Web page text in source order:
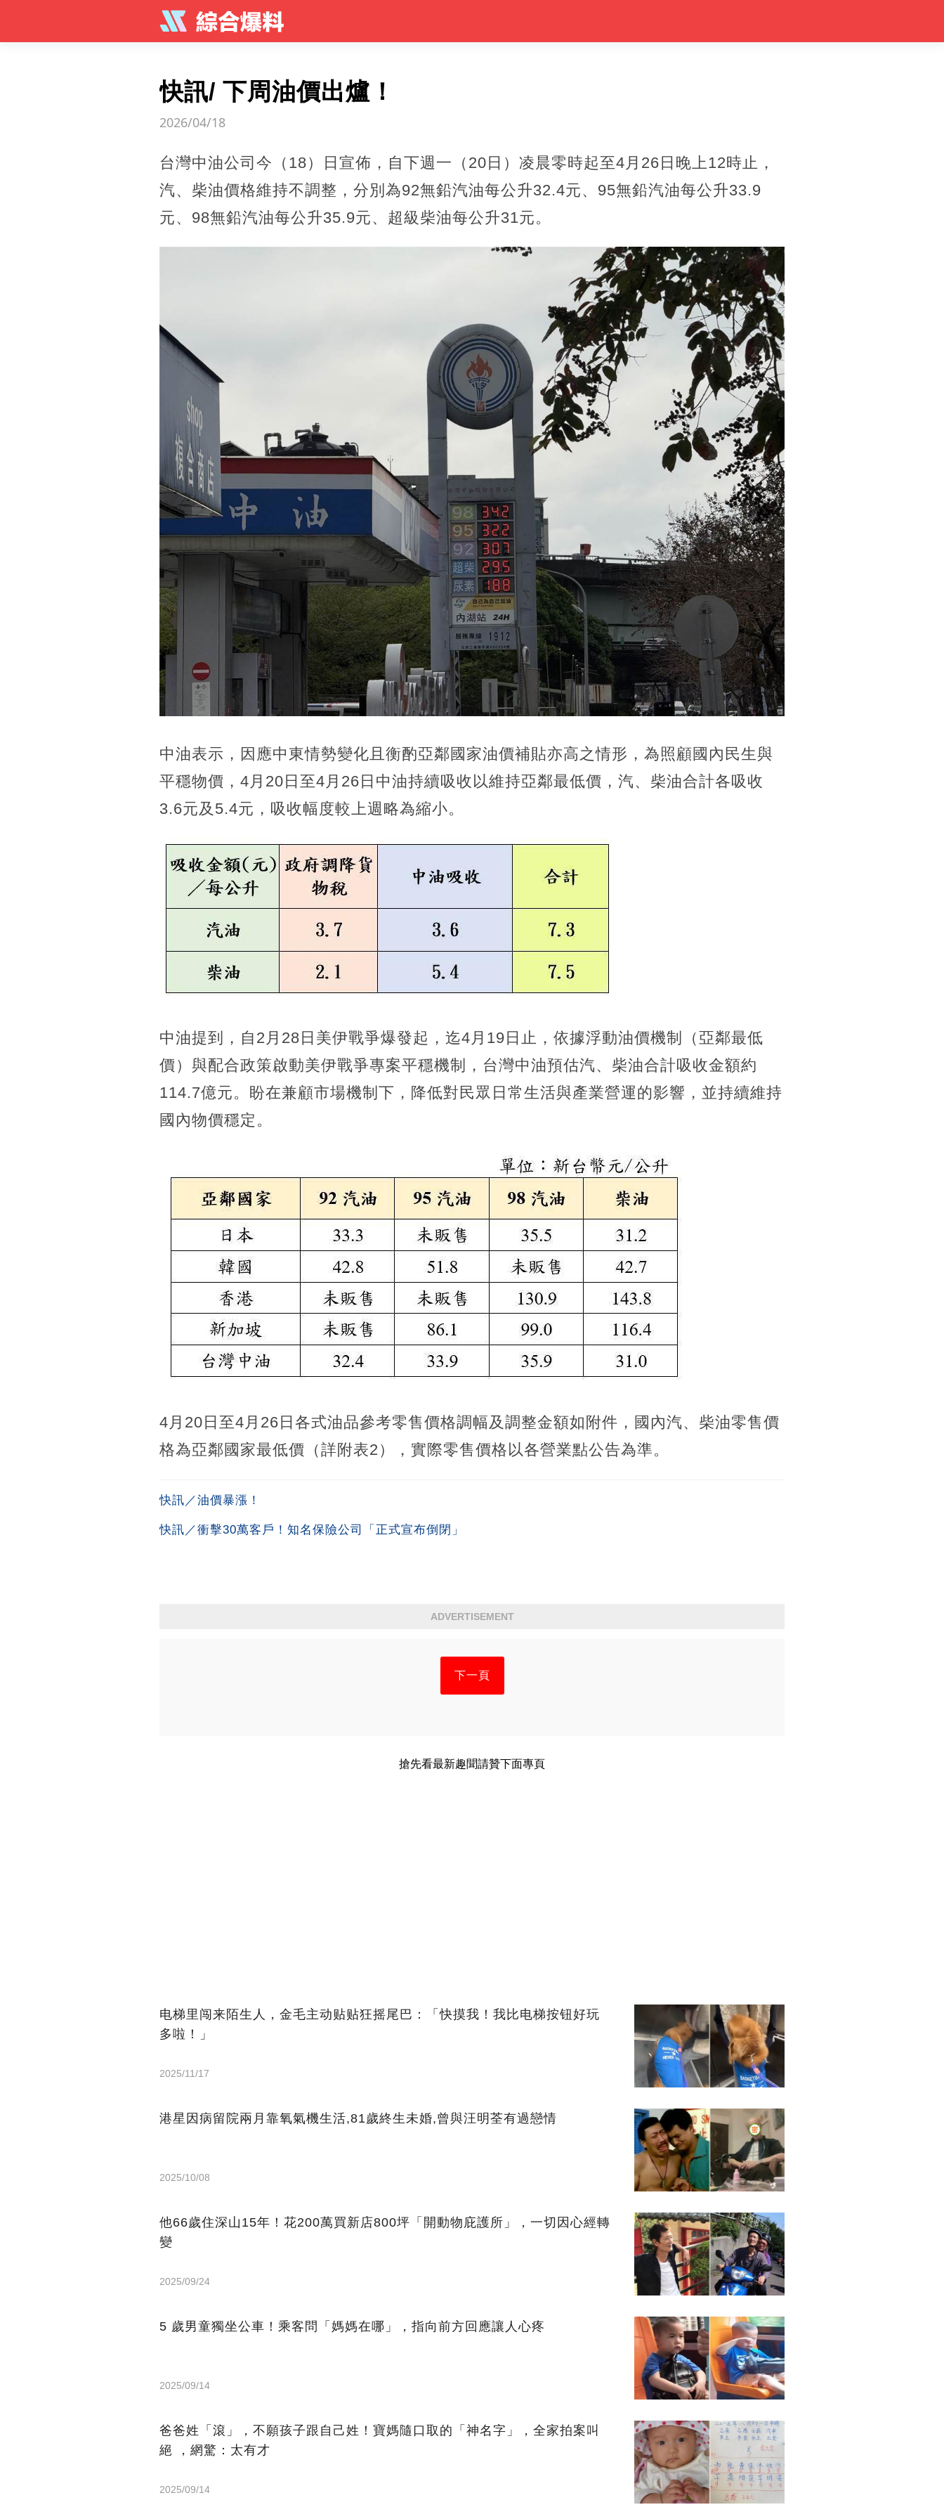
快訊/ 下周油價出爐！
2026/04/18
台灣中油公司今（18）日宣佈，自下週一（20日）凌晨零時起至4月26日晚上12時止，
汽、柴油價格維持不調整，分別為92無鉛汽油每公升32.4元、95無鉛汽油每公升33.9
元、98無鉛汽油每公升35.9元、超級柴油每公升31元。
中油表示，因應中東情勢變化且衡酌亞鄰國家油價補貼亦高之情形，為照顧國內民生與
平穩物價，4月20日至4月26日中油持續吸收以維持亞鄰最低價，汽、柴油合計各吸收
3.6元及5.4元，吸收幅度較上週略為縮小。
中油提到，自2月28日美伊戰爭爆發起，迄4月19日止，依據浮動油價機制（亞鄰最低
價）與配合政策啟動美伊戰爭專案平穩機制，台灣中油預估汽、柴油合計吸收金額約
114.7億元。盼在兼顧市場機制下，降低對民眾日常生活與產業營運的影響，並持續維持
國內物價穩定。
4月20日至4月26日各式油品參考零售價格調幅及調整金額如附件，國內汽、柴油零售價
格為亞鄰國家最低價（詳附表2），實際零售價格以各營業點公告為準。
快訊／油價暴漲！
快訊／衝擊30萬客戶！知名保險公司「正式宣布倒閉」
ADVERTISEMENT
下一頁
搶先看最新趣聞請贊下面專頁
电梯里闯来陌生人，金毛主动贴贴狂摇尾巴：「快摸我！我比电梯按钮好玩
多啦！」
2025/11/17
港星因病留院兩月靠氧氣機生活,81歲終生未婚,曾與汪明荃有過戀情
2025/10/08
他66歲住深山15年！花200萬買新店800坪「開動物庇護所」，一切因心經轉
變
2025/09/24
5 歲男童獨坐公車！乘客問「媽媽在哪」，指向前方回應讓人心疼
2025/09/14
爸爸姓「滾」，不願孩子跟自己姓！寶媽隨口取的「神名字」，全家拍案叫
絕 ，網驚：太有才
2025/09/14